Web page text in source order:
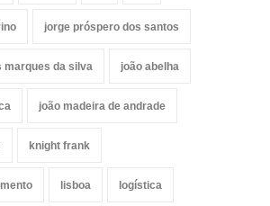
jorge próspero dos santos
marques da silva joão abelha
joão madeira de andrade
knight frank
lisboa logística